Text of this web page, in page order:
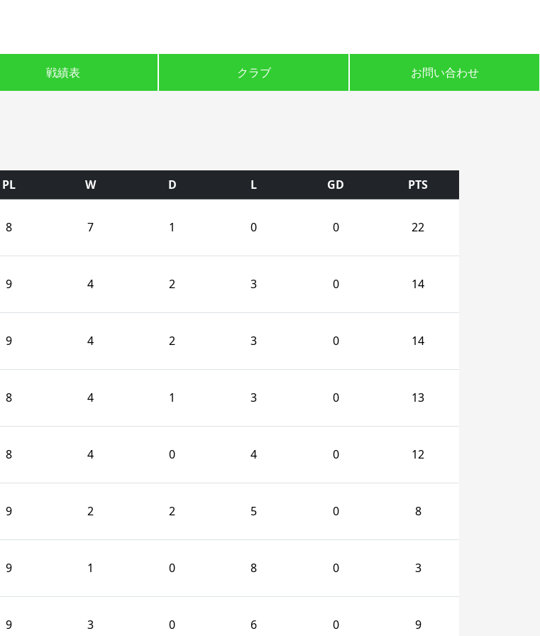
戦績表 クラブ お問い合わせ
PL W D L GD PTS
8 7 1 0 0 22
9 4 2 3 0 14
9 4 2 3 0 14
8 4 1 3 0 13
8 4 0 4 0 12
9 2 2 5 0 8
9 1 0 8 0 3
9 3 0 6 0 9